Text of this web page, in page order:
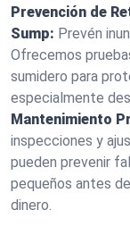
Prevención de
Sump: Prevén
Ofrecemos
sumidero para
especialmente
Mantenimiento
inspecciones y
pueden prevenir
pequeños antes
dinero.